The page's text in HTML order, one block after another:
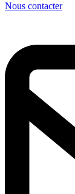
Nous contacter